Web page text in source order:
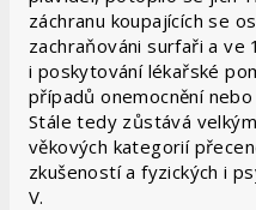
záchranu koupajících se
zachraňováni surfaři a
i poskytování lékařské
případů onemocnění
Stále tedy zůstává
věkových kategorií
zkušeností a fyzických i
V.